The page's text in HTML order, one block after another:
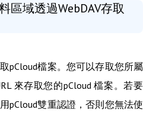
區域透過WebDAV存取
pCloud檔案。您可以存取您所屬
來存取您的pCloud 檔案。若要
pCloud雙重認證，否則您無法使